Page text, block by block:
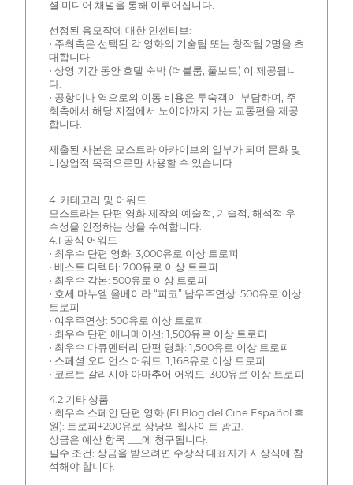
셜 미디어 채널을 통해 이루어집니다.
선정된 응모작에 대한 인센티브:
• 주최측은 선택된 각 영화의 기술팀 또는 창작팀 2명을 초
대합니다.
• 상영 기간 동안 호텔 숙박 (더블룸, 풀보드) 이 제공됩니
다.
• 공항이나 역으로의 이동 비용은 투숙객이 부담하며, 주
최측에서 해당 지점에서 노이아까지 가는 교통편을 제공
합니다.
제출된 사본은 모스트라 아카이브의 일부가 되며 문화 및
비상업적 목적으로만 사용할 수 있습니다.
4. 카테고리 및 어워드
모스트라는 단편 영화 제작의 예술적, 기술적, 해석적 우
수성을 인정하는 상을 수여합니다.
4.1 공식 어워드
• 최우수 단편 영화: 3,000유로 이상 트로피
• 베스트 디렉터: 700유로 이상 트로피
• 최우수 각본: 500유로 이상 트로피
• 호세 마누엘 올베이라 “피코” 남우주연상: 500유로 이상
트로피
• 여우주연상: 500유로 이상 트로피.
• 최우수 단편 애니메이션: 1,500유로 이상 트로피
• 최우수 다큐멘터리 단편 영화: 1,500유로 이상 트로피
• 스페셜 오디언스 어워드: 1,168유로 이상 트로피
• 코르토 갈리시아 아마추어 어워드: 300유로 이상 트로피
4.2 기타 상품
• 최우수 스페인 단편 영화 (El Blog del Cine Español 후
원): 트로피+200유로 상당의 웹사이트 광고.
상금은 예산 항목 ___에 청구됩니다.
필수 조건: 상금을 받으려면 수상작 대표자가 시상식에 참
석해야 합니다.